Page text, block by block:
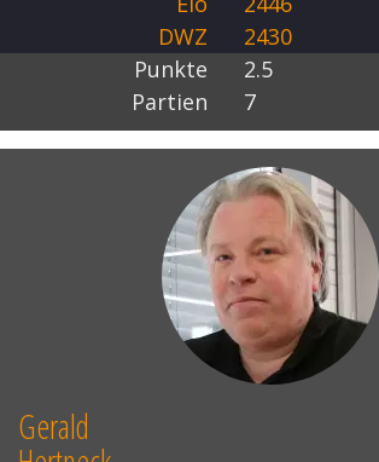
DWZ
2430
Punkte
2.5
Partien
7
Gerald